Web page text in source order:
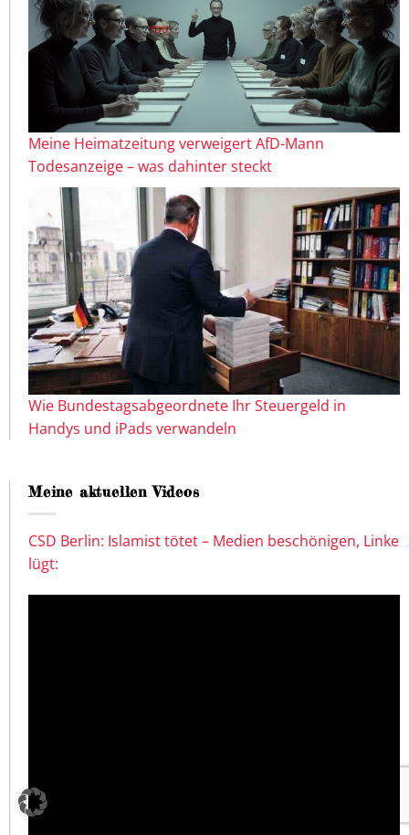
Meine Heimatzeitung verweigert AfD-Mann
Todesanzeige – was dahinter steckt
Wie Bundestagsabgeordnete Ihr Steuergeld in
Handys und iPads verwandeln
Meine aktuellen Videos
CSD Berlin: Islamist tötet – Medien beschönigen, Linke
lügt: